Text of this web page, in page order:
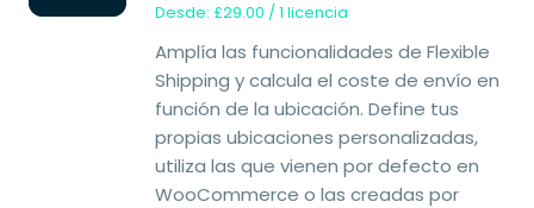
Desde: £29.00 / 1 licencia
Amplía las funcionalidades de Flexible
Shipping y calcula el coste de envío en
función de la ubicación. Define tus
propias ubicaciones personalizadas,
utiliza las que vienen por defecto en
WooCommerce o las creadas por